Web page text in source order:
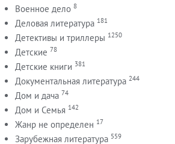
Военное дело 8
Деловая литература 181
Детективы и триллеры 1250
Детские 78
Детские книги 381
Документальная литература 244
Дом и дача 74
Дом и Семья 142
Жанр не определен 17
Зарубежная литература 559